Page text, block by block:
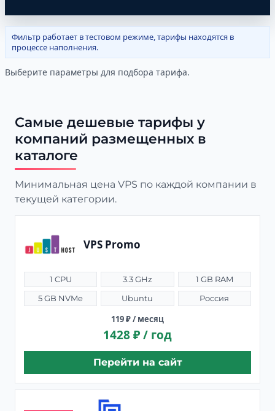
Фильтр работает в тестовом режиме, тарифы находятся в
процессе наполнения.
Выберите параметры для подбора тарифа.
Самые дешевые тарифы у
компаний размещенных в
каталоге
Минимальная цена VPS по каждой компании в
текущей категории.
VPS Promo
1 CPU 3.3 GHz
1 GB RAM
5 GB NVMe
Ubuntu Россия
119 ₽ / месяц
1428 ₽ / год
Перейти на сайт